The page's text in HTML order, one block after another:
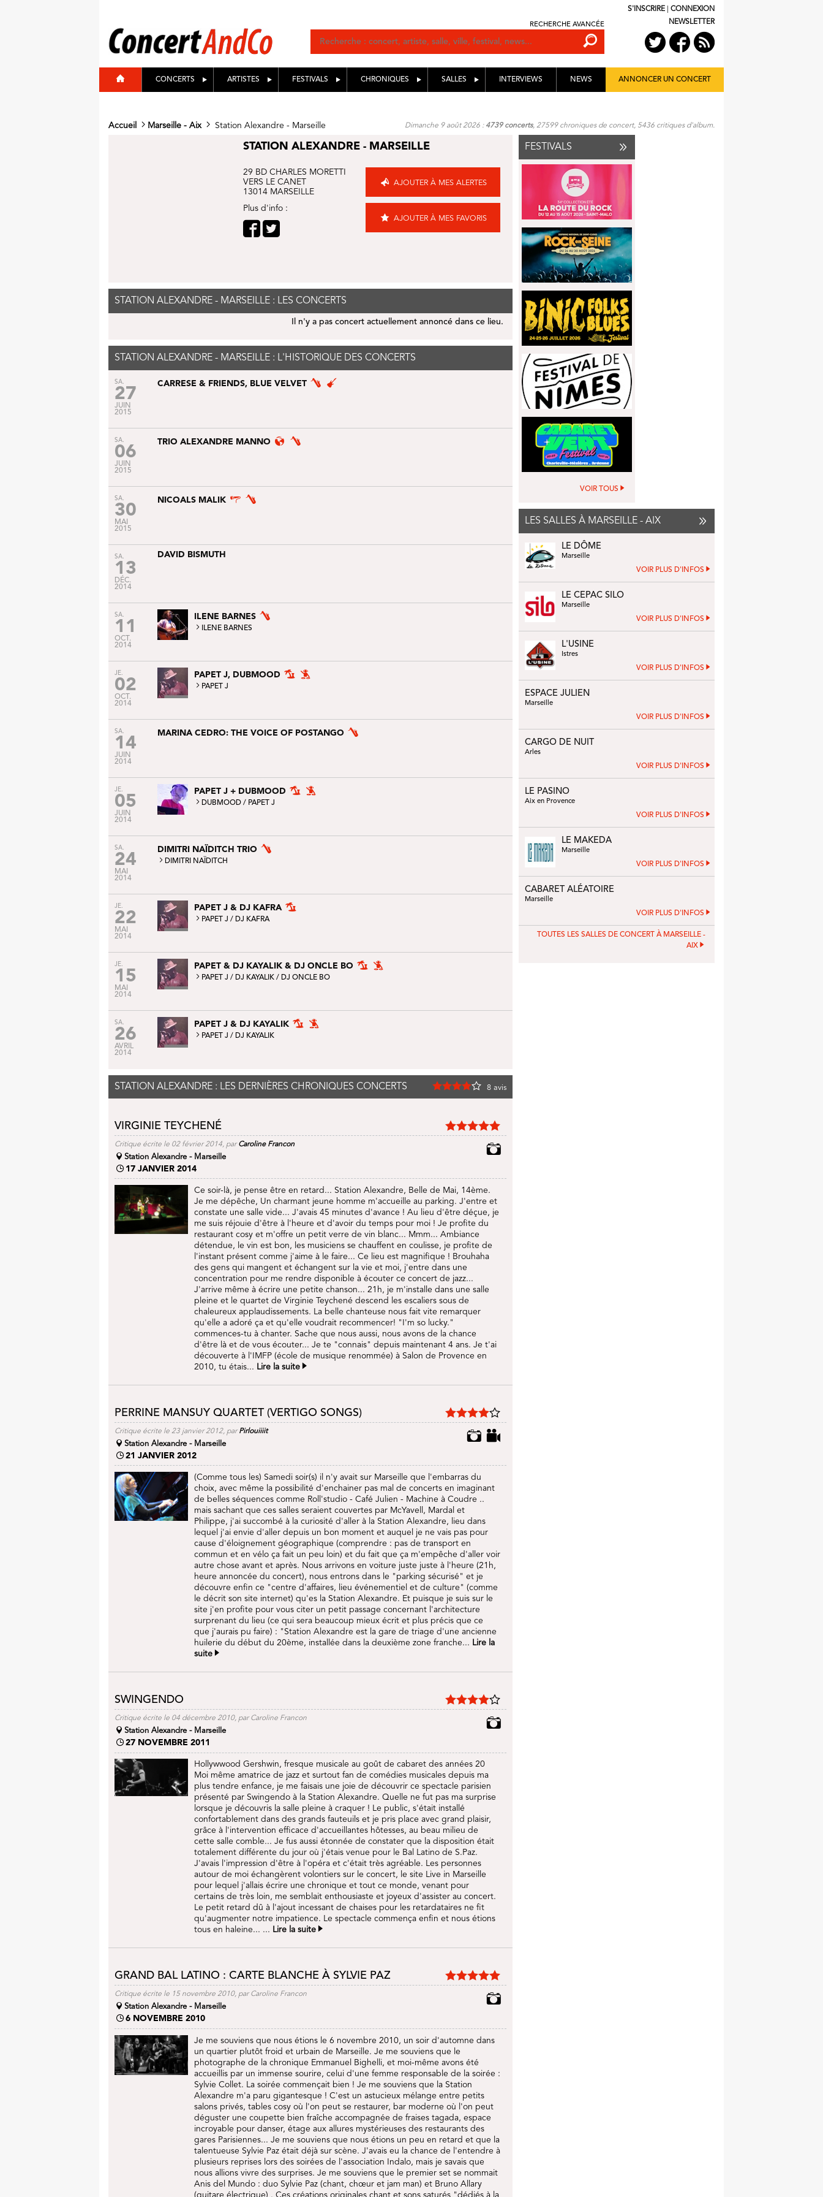
RECHERCHE AVANCÉE
S'INSCRIRE
CONNEXION
NEWSLETTER
CONCERTS ARTISTES FESTIVALS CHRONIQUES SALLES INTERVIEWS NEWS ANNONCER UN CONCERT
Accueil Marseille - Aix Station Alexandre - Marseille Dimanche 9 août 2026 : 4739 concerts, 27599 chroniques de concert, 5436 critiques d'album.
STATION ALEXANDRE - MARSEILLE
29 BD CHARLES MORETTI
VERS LE CANET
13014 MARSEILLE
Plus d'info :
AJOUTER À MES ALERTES
AJOUTER À MES FAVORIS
STATION ALEXANDRE - MARSEILLE : LES CONCERTS
Il n'y a pas concert actuellement annoncé dans ce lieu.
STATION ALEXANDRE - MARSEILLE : L'HISTORIQUE DES CONCERTS
SA.
27
JUIN
2015
CARRESE & FRIENDS, BLUE VELVET
SA.
06
JUIN
2015
TRIO ALEXANDRE MANNO
SA.
30
MAI
2015
NICOALS MALIK
SA.
13
DÉC.
2014
DAVID BISMUTH
SA.
11
OCT.
2014
ILENE BARNES
ILENE BARNES
JE.
02
OCT.
2014
PAPET J, DUBMOOD
PAPET J
SA.
14
JUIN
2014
MARINA CEDRO: THE VOICE OF POSTANGO
JE.
05
JUIN
2014
PAPET J + DUBMOOD
DUBMOOD / PAPET J
SA.
24
MAI
2014
DIMITRI NAÏDITCH TRIO
DIMITRI NAÏDITCH
JE.
22
MAI
2014
PAPET J & DJ KAFRA
PAPET J / DJ KAFRA
JE.
15
MAI
2014
PAPET & DJ KAYALIK & DJ ONCLE BO
PAPET J / DJ KAYALIK / DJ ONCLE BO
SA.
26
AVRIL
2014
PAPET J & DJ KAYALIK
PAPET J / DJ KAYALIK
STATION ALEXANDRE : LES DERNIÈRES CHRONIQUES CONCERTS 8 avis
VIRGINIE TEYCHENÉ
Critique écrite le 02 février 2014, parCaroline Francon
Station Alexandre - Marseille
17 JANVIER 2014
Ce soir-là, je pense être en retard... Station Alexandre, Belle de Mai, 14ème.
Je me dépêche, Un charmant jeune homme m'accueille au parking. J'entre et
constate une salle vide... J'avais 45 minutes d'avance ! Au lieu d'être déçue, je
me suis réjouie d'être à l'heure et d'avoir du temps pour moi ! Je profite du
restaurant cosy et m'offre un petit verre de vin blanc... Mmm... Ambiance
détendue, le vin est bon, les musiciens se chauffent en coulisse, je profite de
l'instant présent comme j'aime à le faire... Ce lieu est magnifique ! Brouhaha
des gens qui mangent et échangent sur la vie et moi, j'entre dans une
concentration pour me rendre disponible à écouter ce concert de jazz...
J'arrive même à écrire une petite chanson... 21h, je m'installe dans une salle
pleine et le quartet de Virginie Teychené descend les escaliers sous de
chaleureux applaudissements. La belle chanteuse nous fait vite remarquer
qu'elle a adoré ça et qu'elle voudrait recommencer! "I'm so lucky."
commences-tu à chanter. Sache que nous aussi, nous avons de la chance
d'être là et de vous écouter... Je te "connais" depuis maintenant 4 ans. Je t'ai
découverte à l'IMFP (école de musique renommée) à Salon de Provence en
2010, tu étais... Lire la suite
PERRINE MANSUY QUARTET (VERTIGO SONGS)
Critique écrite le 23 janvier 2012, parPirlouiiiit
Station Alexandre - Marseille
21 JANVIER 2012
(Comme tous les) Samedi soir(s) il n'y avait sur Marseille que l'embarras du
choix, avec même la possibilité d'enchainer pas mal de concerts en imaginant
de belles séquences comme Roll'studio - Café Julien - Machine à Coudre ..
mais sachant que ces salles seraient couvertes par McYavell, Mardal et
Philippe, j'ai succombé à la curiosité d'aller à la Station Alexandre, lieu dans
lequel j'ai envie d'aller depuis un bon moment et auquel je ne vais pas pour
cause d'éloignement géographique (comprendre : pas de transport en
commun et en vélo ça fait un peu loin) et du fait que ça m'empêche d'aller voir
autre chose avant et après. Nous arrivons en voiture juste juste à l'heure (21h,
heure annoncée du concert), nous entrons dans le "parking sécurisé" et je
découvre enfin ce "centre d'affaires, lieu événementiel et de culture" (comme
le décrit son site internet) qu'es la Station Alexandre. Et puisque je suis sur le
site j'en profite pour vous citer un petit passage concernant l'architecture
surprenant du lieu (ce qui sera beaucoup mieux écrit et plus précis que ce
que j'aurais pu faire) : "Station Alexandre est la gare de triage d'une ancienne
huilerie du début du 20ème, installée dans la deuxième zone franche... Lire la
suite
SWINGENDO
Critique écrite le 04 décembre 2010, par Caroline Francon
Station Alexandre - Marseille
27 NOVEMBRE 2011
Hollywwood Gershwin, fresque musicale au goût de cabaret des années 20
Moi même amatrice de jazz et surtout fan de comédies musicales depuis ma
plus tendre enfance, je me faisais une joie de découvrir ce spectacle parisien
présenté par Swingendo à la Station Alexandre. Quelle ne fut pas ma surprise
lorsque je découvris la salle pleine à craquer ! Le public, s'était installé
confortablement dans des grands fauteuils et je pris place avec grand plaisir,
grâce à l'intervention efficace d'accueillantes hôtesses, au beau milieu de
cette salle comble... Je fus aussi étonnée de constater que la disposition était
totalement différente du jour où j'étais venue pour le Bal Latino de S.Paz.
J'avais l'impression d'être à l'opéra et c'était très agréable. Les personnes
autour de moi échangèrent volontiers sur le concert, le site Live in Marseille
pour lequel j'allais écrire une chronique et tout ce monde, venant pour
certains de très loin, me semblait enthousiaste et joyeux d'assister au concert.
Le petit retard dû à l'ajout incessant de chaises pour les retardataires ne fit
qu'augmenter notre impatience. Le spectacle commença enfin et nous étions
tous en haleine... ... Lire la suite
GRAND BAL LATINO : CARTE BLANCHE À SYLVIE PAZ
Critique écrite le 15 novembre 2010, par Caroline Francon
Station Alexandre - Marseille
6 NOVEMBRE 2010
Je me souviens que nous étions le 6 novembre 2010, un soir d'automne dans
un quartier plutôt froid et urbain de Marseille. Je me souviens que le
photographe de la chronique Emmanuel Bighelli, et moi-même avons été
accueillis par un immense sourire, celui d'une femme responsable de la soirée :
Sylvie Collet. La soirée commençait bien ! Je me souviens que la Station
Alexandre m'a paru gigantesque ! C'est un astucieux mélange entre petits
salons privés, tables cosy où l'on peut se restaurer, bar moderne où l'on peut
déguster une coupette bien fraîche accompagnée de fraises tagada, espace
incroyable pour danser, étage aux allures mystérieuses des restaurants des
gares Parisiennes... Je me souviens que nous étions un peu en retard et que la
talentueuse Sylvie Paz était déjà sur scène. J'avais eu la chance de l'entendre à
plusieurs reprises lors des soirées de l'association Indalo, mais je savais que
nous allions vivre des surprises. Je me souviens que le premier set se nommait
Anis del Mundo : duo Sylvie Paz (chant, chœur et jam man) et Bruno Allary
(guitare électrique) . Ces créations originales chant et sons saturés "dédiés à la
FESTIVALS
VOIR TOUS
LES SALLES À MARSEILLE - AIX
LE DÔME
Marseille
VOIR PLUS D'INFOS
LE CEPAC SILO
Marseille
VOIR PLUS D'INFOS
L'USINE
Istres
VOIR PLUS D'INFOS
ESPACE JULIEN
Marseille
VOIR PLUS D'INFOS
CARGO DE NUIT
Arles
VOIR PLUS D'INFOS
LE PASINO
Aix en Provence
VOIR PLUS D'INFOS
LE MAKEDA
Marseille
VOIR PLUS D'INFOS
CABARET ALÉATOIRE
Marseille
VOIR PLUS D'INFOS
TOUTES LES SALLES DE CONCERT À MARSEILLE -
AIX